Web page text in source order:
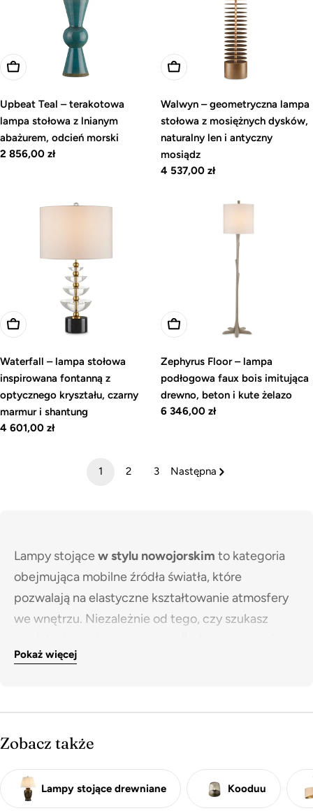
Dodaj do koszyka
Upbeat Teal – terakotowa
lampa stołowa z lnianym
abażurem, odcień morski
Cena
2 856,00 zł
Dodaj do koszyka
Walwyn – geometryczna lampa
stołowa z mosiężnych dysków,
naturalny len i antyczny
mosiądz
Cena
4 537,00 zł
Dodaj do koszyka
Waterfall – lampa stołowa
inspirowana fontanną z
optycznego kryształu, czarny
marmur i shantung
Cena
4 601,00 zł
Dodaj do koszyka
Zephyrus Floor – lampa
podłogowa faux bois imitująca
drewno, beton i kute żelazo
Cena
6 346,00 zł
1 2 3 Następna
Lampy stojącew stylu nowojorskim to kategoria
obejmująca mobilne źródła światła, które
pozwalają na elastyczne kształtowanie atmosfery
we wnętrzu. Niezależnie od tego, czy szukasz
oprawy na komodę, wspólnym mianownikiem tej
wykończeniasalonu
gabinetu.
elementami ze szkła. Zwieńczone są one
różnorodnymi kloszami: od klasycznych,
tekstylnych abażurów dających przytulne światło,
Pokaż więcej
Zobacz także
Lampy stojące drewniane Kooduu